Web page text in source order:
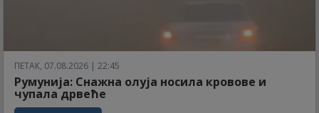
ПЕТАК, 07.08.2026 | 22:45
Румунија: Снажна олуја носила кровове и
чупала дрвеће